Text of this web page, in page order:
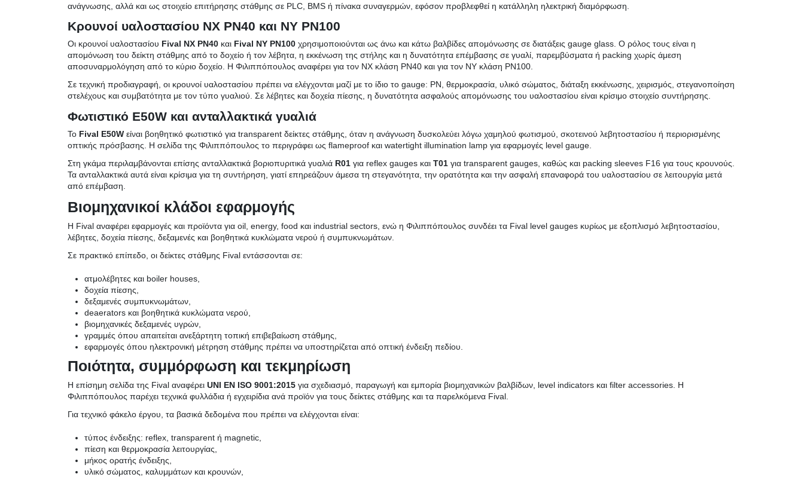
ανάγνωσης, αλλά και ως στοιχείο επιτήρησης στάθμης σε PLC, BMS ή πίνακα συναγερμών, εφόσον προβλεφθεί η κατάλληλη ηλεκτρική διαμόρφωση.
Κρουνοί υαλοστασίου NX PN40 και NY PN100
Οι κρουνοί υαλοστασίου Fival NX PN40και Fival NY PN100χρησιμοποιούνται ως άνω και κάτω βαλβίδες απομόνωσης σε διατάξεις gauge glass. Ο ρόλος τους είναι η
απομόνωση του δείκτη στάθμης από το δοχείο ή τον λέβητα, η εκκένωση της στήλης και η δυνατότητα επέμβασης σε γυαλί, παρεμβύσματα ή packing χωρίς άμεση
αποσυναρμολόγηση από το κύριο δοχείο. Η Φιλιππόπουλος αναφέρει για τον NX κλάση PN40 και για τον NY κλάση PN100.
Σε τεχνική προδιαγραφή, οι κρουνοί υαλοστασίου πρέπει να ελέγχονται μαζί με το ίδιο το gauge: PN, θερμοκρασία, υλικό σώματος, διάταξη εκκένωσης, χειρισμός, στεγανοποίηση
στελέχους και συμβατότητα με τον τύπο γυαλιού. Σε λέβητες και δοχεία πίεσης, η δυνατότητα ασφαλούς απομόνωσης του υαλοστασίου είναι κρίσιμο στοιχείο συντήρησης.
Φωτιστικό E50W και ανταλλακτικά γυαλιά
Το Fival E50Wείναι βοηθητικό φωτιστικό για transparent δείκτες στάθμης, όταν η ανάγνωση δυσκολεύει λόγω χαμηλού φωτισμού, σκοτεινού λεβητοστασίου ή περιορισμένης
οπτικής πρόσβασης. Η σελίδα της Φιλιππόπουλος το περιγράφει ως flameproof και watertight illumination lamp για εφαρμογές level gauge.
Στη γκάμα περιλαμβάνονται επίσης ανταλλακτικά βοριοπυριτικά γυαλιά R01για reflex gauges και T01για transparent gauges, καθώς και packing sleeves F16 για τους κρουνούς.
Τα ανταλλακτικά αυτά είναι κρίσιμα για τη συντήρηση, γιατί επηρεάζουν άμεσα τη στεγανότητα, την ορατότητα και την ασφαλή επαναφορά του υαλοστασίου σε λειτουργία μετά
από επέμβαση.
Βιομηχανικοί κλάδοι εφαρμογής
Η Fival αναφέρει εφαρμογές και προϊόντα για oil, energy, food και industrial sectors, ενώ η Φιλιππόπουλος συνδέει τα Fival level gauges κυρίως με εξοπλισμό λεβητοστασίου,
λέβητες, δοχεία πίεσης, δεξαμενές και βοηθητικά κυκλώματα νερού ή συμπυκνωμάτων.
Σε πρακτικό επίπεδο, οι δείκτες στάθμης Fival εντάσσονται σε:
ατμολέβητες και boiler houses,
δοχεία πίεσης,
δεξαμενές συμπυκνωμάτων,
deaerators και βοηθητικά κυκλώματα νερού,
βιομηχανικές δεξαμενές υγρών,
γραμμές όπου απαιτείται ανεξάρτητη τοπική επιβεβαίωση στάθμης,
εφαρμογές όπου ηλεκτρονική μέτρηση στάθμης πρέπει να υποστηρίζεται από οπτική ένδειξη πεδίου.
Ποιότητα, συμμόρφωση και τεκμηρίωση
Η επίσημη σελίδα της Fival αναφέρει UNI EN ISO 9001:2015για σχεδιασμό, παραγωγή και εμπορία βιομηχανικών βαλβίδων, level indicators και filter accessories. Η
Φιλιππόπουλος παρέχει τεχνικά φυλλάδια ή εγχειρίδια ανά προϊόν για τους δείκτες στάθμης και τα παρελκόμενα Fival.
Για τεχνικό φάκελο έργου, τα βασικά δεδομένα που πρέπει να ελέγχονται είναι:
τύπος ένδειξης: reflex, transparent ή magnetic,
πίεση και θερμοκρασία λειτουργίας,
μήκος ορατής ένδειξης,
υλικό σώματος, καλυμμάτων και κρουνών,